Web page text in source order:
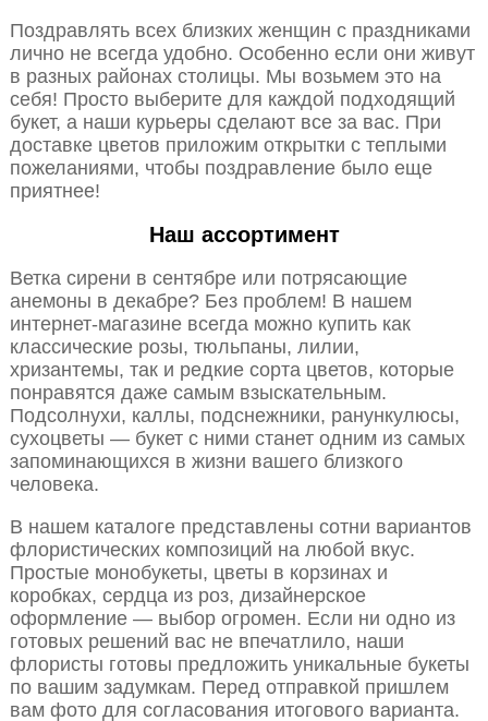
Поздравлять всех близких женщин с праздниками
лично не всегда удобно. Особенно если они живут
в разных районах столицы. Мы возьмем это на
себя! Просто выберите для каждой подходящий
букет, а наши курьеры сделают все за вас. При
доставке цветов приложим открытки с теплыми
пожеланиями, чтобы поздравление было еще
приятнее!
Наш ассортимент
Ветка сирени в сентябре или потрясающие
анемоны в декабре? Без проблем! В нашем
интернет-магазине всегда можно купить как
классические розы, тюльпаны, лилии,
хризантемы, так и редкие сорта цветов, которые
понравятся даже самым взыскательным.
Подсолнухи, каллы, подснежники, ранункулюсы,
сухоцветы — букет с ними станет одним из самых
запоминающихся в жизни вашего близкого
человека.
В нашем каталоге представлены сотни вариантов
флористических композиций на любой вкус.
Простые монобукеты, цветы в корзинах и
коробках, сердца из роз, дизайнерское
оформление — выбор огромен. Если ни одно из
готовых решений вас не впечатлило, наши
флористы готовы предложить уникальные букеты
по вашим задумкам. Перед отправкой пришлем
вам фото для согласования итогового варианта.